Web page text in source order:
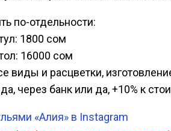
по-отдельности:
1800 сом
16000 сом
виды и расцветки,
через банк или да, +10% к
«Алия» в Instagram